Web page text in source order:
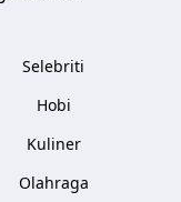
Selebriti
Hobi
Kuliner
Olahraga